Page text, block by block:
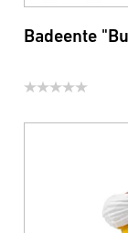
Badeente